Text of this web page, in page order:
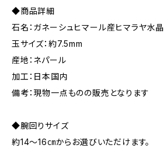
◆商品詳細
石名：ガネーシュヒマール産ヒマラヤ水晶
玉サイズ：約7.5mm
産地：ネパール
加工：日本国内
備考：現物一点ものの販売となります
◆腕回りサイズ
約14～16㎝からお選びいただけます。